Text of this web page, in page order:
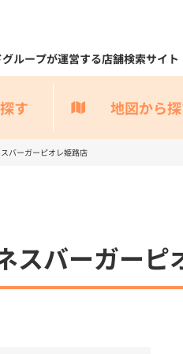
ループが運営する店舗検索サイト
す 地図から
バーガーピオレ姫路店
スバーガーピ